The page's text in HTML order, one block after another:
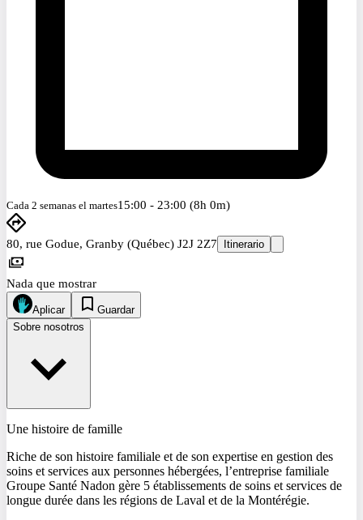
Cada 2 semanas el martes15:00 - 23:00 (8h 0m)
80, rue Godue, Granby (Québec) J2J 2Z7 Itinerario
Nada que mostrar
Aplicar
Guardar
Sobre nosotros
Une histoire de famille
Riche de son histoire familiale et de son expertise en gestion des
soins et services aux personnes hébergées, l’entreprise familiale
Groupe Santé Nadon gère 5 établissements de soins et services de
longue durée dans les régions de Laval et de la Montérégie.